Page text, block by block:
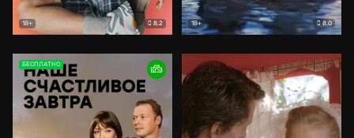
18+ 8.2 18+ 8.0
БЕСПЛАТНО